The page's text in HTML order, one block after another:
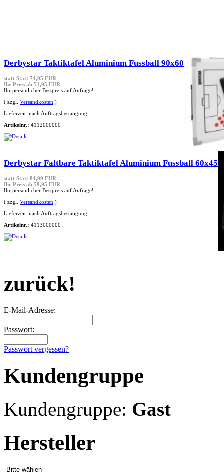
Derbystar Taktiktafel Aluminium Fussball 90x60
stattStatt 74,95 EUR
Ihr Preis ab 51,95 EUR
Ihr persönlicher Bestpreis auf Anfrage!
( zzgl. Versandkosten )
Lieferzeit: nach Auftragsbestätigung
Artikelnr.: 4112000000
Derbystar Faltbare Taktiktafel Aluminium Fussball 60x45
stattStatt 84,99 EUR
Ihr Preis ab 59,95 EUR
Ihr persönlicher Bestpreis auf Anfrage!
( zzgl. Versandkosten )
Lieferzeit: nach Auftragsbestätigung
Artikelnr.: 4113000000
zurück!
E-Mail-Adresse:
Passwort:
Passwort vergessen?
Kundengruppe
Kundengruppe: Gast
Hersteller